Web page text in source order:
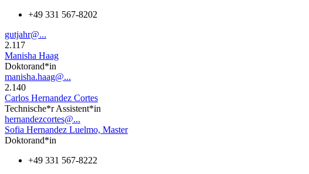
+49 331 567-8202
gutjahr@...
2.117
Manisha Haag
Doktorand*in
manisha.haag@...
2.140
Carlos Hernandez Cortes
Technische*r Assistent*in
hernandezcortes@...
Sofia Hernandez Luelmo, Master
Doktorand*in
+49 331 567-8222